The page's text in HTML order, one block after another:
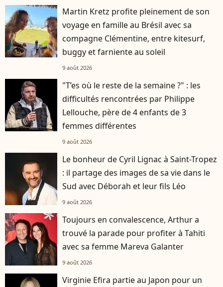
Martin Kretz profite pleinement de son
voyage en famille au Brésil avec sa
compagne Clémentine, entre kitesurf,
buggy et farniente au soleil
9 août 2026
"T’es où le reste de la semaine ?" : les
difficultés rencontrées par Philippe
Lellouche, père de 4 enfants de 3
femmes différentes
9 août 2026
Le bonheur de Cyril Lignac à Saint-Tropez
: il partage des images de sa vie dans le
Sud avec Déborah et leur fils Léo
9 août 2026
Toujours en convalescence, Arthur a
trouvé la parade pour profiter à Tahiti
avec sa femme Mareva Galanter
9 août 2026
Virginie Efira partie au Japon pour un